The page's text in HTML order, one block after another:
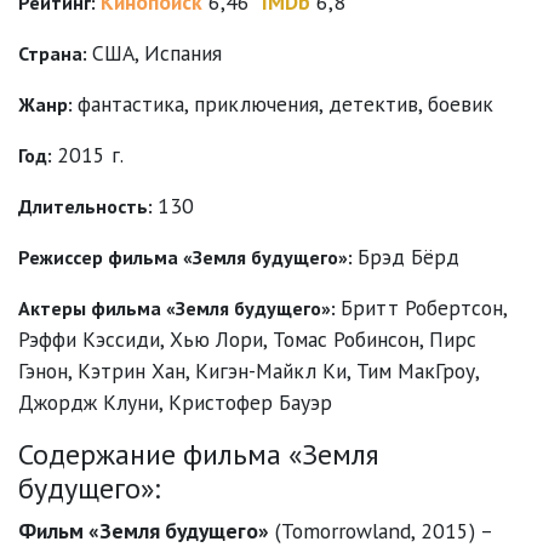
Страна: США, Испания
Жанр: фантастика, приключения, детектив, боевик
Год: 2015 г.
Длительность: 130
Режиссер фильма «Земля будущего»: Брэд Бёрд
Актеры фильма «Земля будущего»: Бритт Робертсон,
Рэффи Кэссиди, Хью Лори, Томас Робинсон, Пирс
Гэнон, Кэтрин Хан, Кигэн-Майкл Ки, Тим МакГроу,
Джордж Клуни, Кристофер Бауэр
Содержание фильма «Земля
будущего»:
Фильм «Земля будущего» (Tomorrowland, 2015) –